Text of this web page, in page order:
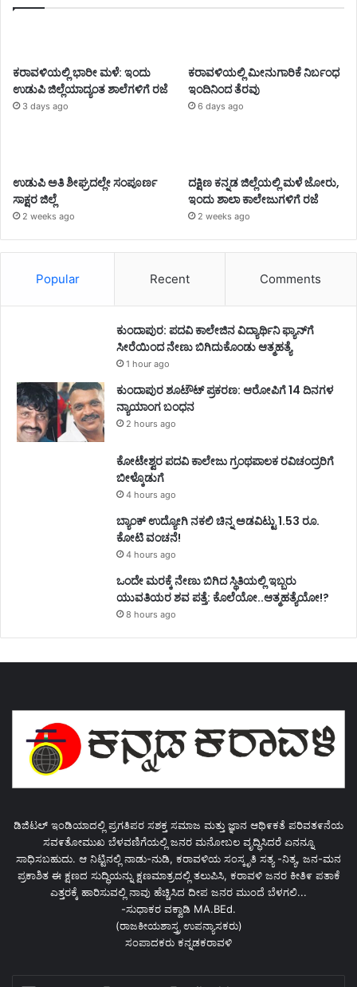
ಕರಾವಳಿಯಲ್ಲಿ ಭಾರೀ ಮಳೆ: ಇಂದು
ಉಡುಪಿ ಜಿಲ್ಲೆಯಾದ್ಯಂತ ಶಾಲೆಗಳಿಗೆ ರಜೆ
3 days ago
ಕರಾವಳಿಯಲ್ಲಿ ಮೀನುಗಾರಿಕೆ ನಿರ್ಬಂಧ
ಇಂದಿನಿಂದ ತೆರವು
6 days ago
ಉಡುಪಿ ಅತಿ ಶೀಘ್ರದಲ್ಲೇ ಸಂಪೂರ್ಣ
ಸಾಕ್ಷರ ಜಿಲ್ಲೆ
2 weeks ago
ದಕ್ಷಿಣ ಕನ್ನಡ ಜಿಲ್ಲೆಯಲ್ಲಿ ಮಳೆ ಜೋರು,
ಇಂದು ಶಾಲಾ ಕಾಲೇಜುಗಳಿಗೆ ರಜೆ
2 weeks ago
Popular Recent Comments
ಕುಂದಾಪುರ: ಪದವಿ ಕಾಲೇಜಿನ ವಿದ್ಯಾರ್ಥಿನಿ ಫ್ಯಾನ್‌ಗೆ
ಸೀರೆಯಿಂದ ನೇಣು ಬಿಗಿದುಕೊಂಡು ಆತ್ಮಹತ್ಯೆ
1 hour ago
ಕುಂದಾಪುರ ಶೂಟೌಟ್ ಪ್ರಕರಣ: ಆರೋಪಿಗೆ 14 ದಿನಗಳ
ನ್ಯಾಯಾಂಗ ಬಂಧನ
2 hours ago
ಕೋಟೇಶ್ವರ ಪದವಿ ಕಾಲೇಜು ಗ್ರಂಥಪಾಲಕ ರವಿಚಂದ್ರರಿಗೆ
ಬೀಳ್ಕೊಡುಗೆ
4 hours ago
ಬ್ಯಾಂಕ್ ಉದ್ಯೋಗಿ ನಕಲಿ ಚಿನ್ನ ಅಡವಿಟ್ಟು 1.53 ರೂ.
ಕೋಟಿ ವಂಚನೆ!
4 hours ago
ಒಂದೇ ಮರಕ್ಕೆ ನೇಣು ಬಿಗಿದ ಸ್ಥಿತಿಯಲ್ಲಿ ಇಬ್ಬರು
ಯುವತಿಯರ ಶವ ಪತ್ತೆ: ಕೊಲೆಯೋ..ಆತ್ಮಹತ್ಯೆಯೋ!?
8 hours ago
ಡಿಜಿಟಲ್ ಇಂಡಿಯಾದಲ್ಲಿ ಪ್ರಗತಿಪರ ಸಶಕ್ತ ಸಮಾಜ ಮತ್ತು ಜ್ಞಾನ ಆಥಿ೯ಕತೆ ಪರಿವತ೯ನೆಯ
ಸವ೯ತೋಮುಖ ಬೆಳವಣಿಗೆಯಲ್ಲಿ ಜನರ ಮನೋಬಲ ವೃದ್ಧಿಸಿದರೆ ಏನನ್ನೂ
ಸಾಧಿಸಬಹುದು. ಆ ನಿಟ್ಟಿನಲ್ಲಿ ನಾಡು-ನುಡಿ, ಕರಾವಳಿಯ ಸಂಸ್ಕೃತಿ ಸತ್ಯ -ನಿತ್ಯ, ಜನ-ಮನ
ಪ್ರಕಾಶಿತ ಈ ಕ್ಷಣದ ಸುದ್ಧಿಯನ್ನು ಕ್ಷಣಮಾತ್ರದಲ್ಲಿ ತಲುಪಿಸಿ, ಕರಾವಳಿ ಜನರ ಕೀತಿ೯ ಪತಾಕೆ
ಎತ್ತರಕ್ಕೆ ಹಾರಿಸುವಲ್ಲಿ ನಾವು ಹೆಚ್ಚಿಸಿದ ದೀಪ ಜನರ ಮುಂದೆ ಬೆಳಗಲಿ...
-ಸುಧಾಕರ ವಕ್ವಾಡಿ MA.BEd.
(ರಾಜಕೀಯಶಾಸ್ತ್ರ ಉಪನ್ಯಾಸಕರು)
ಸಂಪಾದಕರು ಕನ್ನಡಕರಾವಳಿ